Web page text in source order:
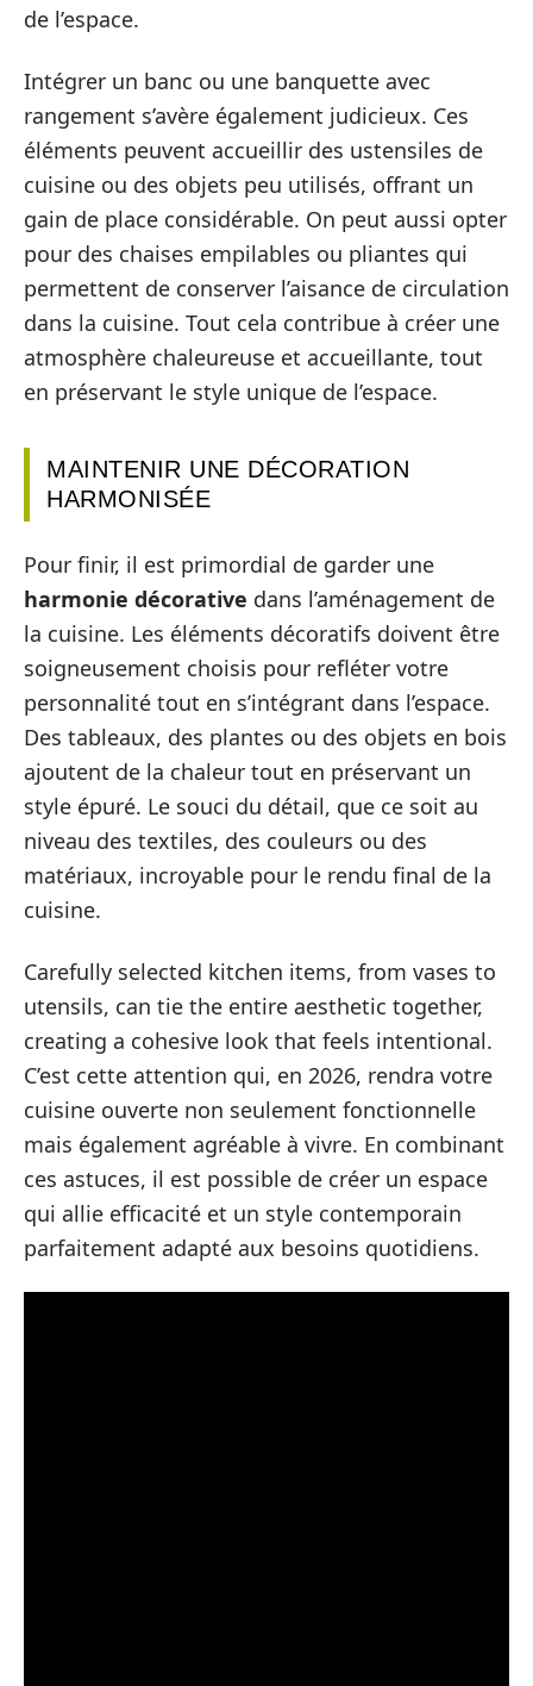
de l’espace.
Intégrer un banc ou une banquette avec
rangement s’avère également judicieux. Ces
éléments peuvent accueillir des ustensiles de
cuisine ou des objets peu utilisés, offrant un
gain de place considérable. On peut aussi opter
pour des chaises empilables ou pliantes qui
permettent de conserver l’aisance de circulation
dans la cuisine. Tout cela contribue à créer une
atmosphère chaleureuse et accueillante, tout
en préservant le style unique de l’espace.
MAINTENIR UNE DÉCORATION
HARMONISÉE
Pour finir, il est primordial de garder une
harmonie décorative dans l’aménagement de
la cuisine. Les éléments décoratifs doivent être
soigneusement choisis pour refléter votre
personnalité tout en s’intégrant dans l’espace.
Des tableaux, des plantes ou des objets en bois
ajoutent de la chaleur tout en préservant un
style épuré. Le souci du détail, que ce soit au
niveau des textiles, des couleurs ou des
matériaux, incroyable pour le rendu final de la
cuisine.
Carefully selected kitchen items, from vases to
utensils, can tie the entire aesthetic together,
creating a cohesive look that feels intentional.
C’est cette attention qui, en 2026, rendra votre
cuisine ouverte non seulement fonctionnelle
mais également agréable à vivre. En combinant
ces astuces, il est possible de créer un espace
qui allie efficacité et un style contemporain
parfaitement adapté aux besoins quotidiens.